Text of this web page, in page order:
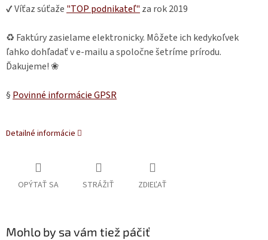
✔ Víťaz súťaže "TOP podnikateľ" za rok 2019
♻ Faktúry zasielame elektronicky. Môžete ich kedykoľvek
ľahko dohľadať v e-mailu a spoločne šetríme prírodu.
Ďakujeme! ❀
§ Povinné informácie GPSR
Detailné informácie
OPÝTAŤ SA STRÁŽIŤ ZDIEĽAŤ
Mohlo by sa vám tiež páčiť